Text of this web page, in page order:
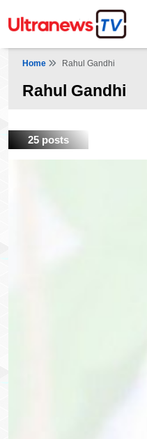
Home Rahul Gandhi
Rahul Gandhi
25 posts